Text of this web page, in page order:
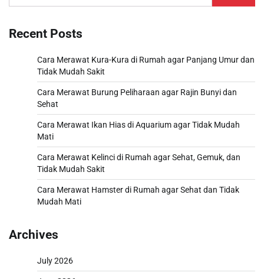
for:
Recent Posts
Cara Merawat Kura-Kura di Rumah agar Panjang Umur dan
Tidak Mudah Sakit
Cara Merawat Burung Peliharaan agar Rajin Bunyi dan
Sehat
Cara Merawat Ikan Hias di Aquarium agar Tidak Mudah
Mati
Cara Merawat Kelinci di Rumah agar Sehat, Gemuk, dan
Tidak Mudah Sakit
Cara Merawat Hamster di Rumah agar Sehat dan Tidak
Mudah Mati
Archives
July 2026